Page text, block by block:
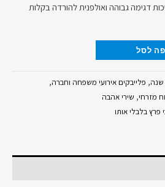
דגימה גבוהה ואולפנית להורדה בקלות
לסל
שנה, פלייבקים אירועי משפחה וחברה,
מזרחי, שירי אהבה
פרץ בלבלי אותו